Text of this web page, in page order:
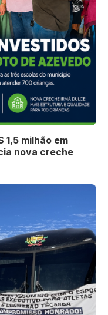
1,5 milhão em
nova creche